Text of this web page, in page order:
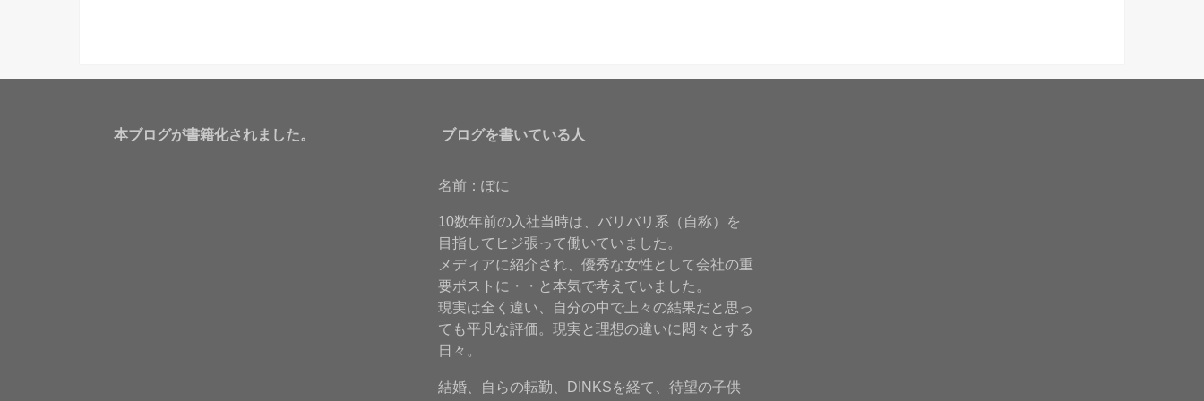
本ブログが書籍化されました。 ブログを書いている人
名前：ぽに
10数年前の入社当時は、バリバリ系（自称）を
目指してヒジ張って働いていました。
メディアに紹介され、優秀な女性として会社の重
要ポストに・・と本気で考えていました。
現実は全く違い、自分の中で上々の結果だと思っ
ても平凡な評価。現実と理想の違いに悶々とする
日々。
結婚、自らの転勤、DINKSを経て、待望の子供